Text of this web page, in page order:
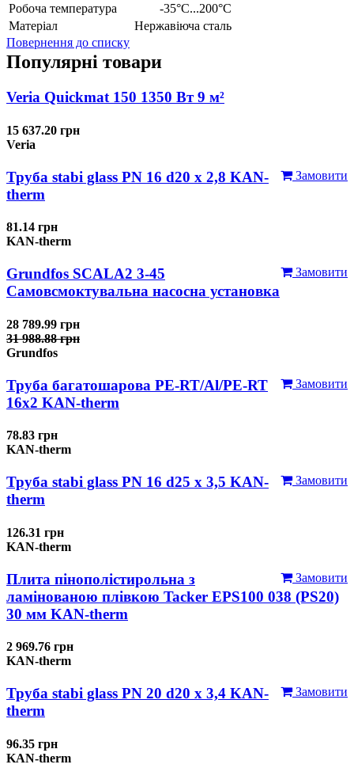
Робоча температура
-35°C...200°C
Матеріал
Нержавіюча сталь
Повернення до списку
Популярні товари
Veria Quickmat 150 1350 Вт 9 м²
15 637.20 грн
Veria
Замовити
Труба stabi glass PN 16 d20 х 2,8 KAN-
therm
81.14 грн
KAN-therm
Замовити
Grundfos SCALA2 3-45
Самовсмоктувальна насосна установка
28 789.99 грн
31 988.88 грн
Grundfos
Замовити
Труба багатошарова PE-RT/Al/PE-RT
16x2 KAN-therm
78.83 грн
KAN-therm
Замовити
Труба stabi glass PN 16 d25 х 3,5 KAN-
therm
126.31 грн
KAN-therm
Замовити
Плита пінополістирольна з
ламінованою плівкою Tacker EPS100 038 (PS20)
30 мм KAN-therm
2 969.76 грн
KAN-therm
Замовити
Труба stabi glass PN 20 d20 х 3,4 KAN-
therm
96.35 грн
KAN-therm